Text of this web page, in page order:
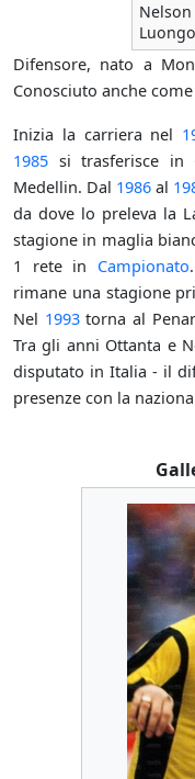
Luongo
Difensore, nato a
Conosciuto anche
Inizia la carriera nel
1985 si trasferisce in
Medellin. Dal 1986 al
da dove lo preleva la
stagione in maglia
1 rete in Campionato
rimane una stagione
Nel 1993torna al
Tra gli anni Ottanta e
disputato in Italia - il
presenze con la